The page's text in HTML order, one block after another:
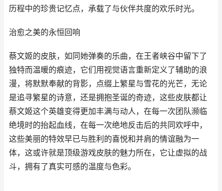
历程中的珍贵记忆点，承载了与伙伴共度的欢乐时光。
治愈之美的永恒回响
蔡文姬的皮肤，如同她弹奏的乐曲，在王者峡谷中留下了
独特而温暖的痕迹，它们用视觉语言重新定义了辅助的浪
漫，将默默奉献的背影，点缀上繁星与雪花的光芒，无论
是追寻繁星的诗意，还是拥抱圣诞的奇迹，这些皮肤都让
蔡文姬这个英雄变得更加丰满与动人，在每一次团队濒临
绝境时的抬起血线，在每一次绝地反击后的共同欢呼中，
这些美丽的特效早已与胜利的喜悦和并肩的情谊融为一
体，这或许就是顶级游戏皮肤的魅力所在，它让虚拟的战
斗，拥有了真实可感的温度与色彩。